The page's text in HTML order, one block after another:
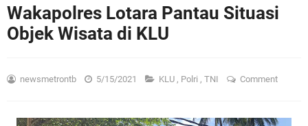
Wakapolres Lotara Pantau Situasi
Objek Wisata di KLU
newsmetrontb 5/15/2021 KLU , Polri , TNI Comment